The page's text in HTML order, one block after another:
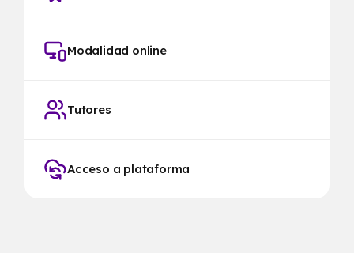
Modalidad online
Tutores
Acceso a plataforma